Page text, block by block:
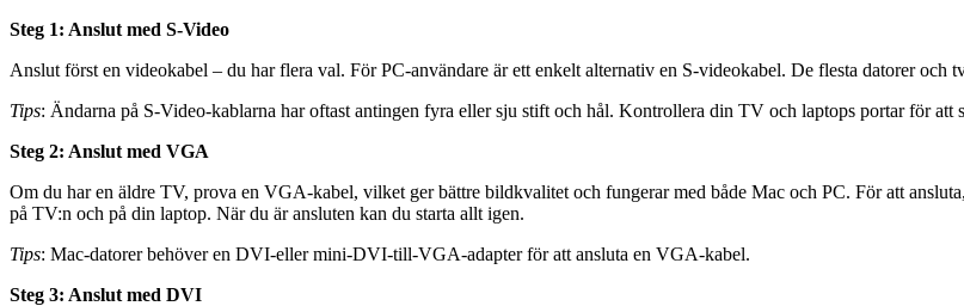
Steg 1: Anslut med S-Video
Anslut först en videokabel – du har flera val. För PC-användare är ett enkelt alternativ en S-videokabel. De flesta datorer och
Tips: Ändarna på S-Video-kablarna har oftast antingen fyra eller sju stift och hål. Kontrollera din TV och laptops portar för att
Steg 2: Anslut med VGA
Om du har en äldre TV, prova en VGA-kabel, vilket ger bättre bildkvalitet och fungerar med både Mac och PC. För att
på TV:n och på din laptop. När du är ansluten kan du starta allt igen.
Tips: Mac-datorer behöver en DVI-eller mini-DVI-till-VGA-adapter för att ansluta en VGA-kabel.
Steg 3: Anslut med DVI